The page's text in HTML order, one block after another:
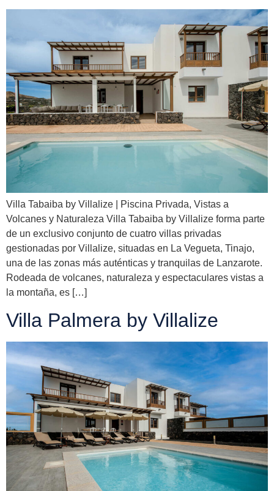
Villa Tabaiba by Villalize | Piscina Privada, Vistas a
Volcanes y Naturaleza Villa Tabaiba by Villalize forma parte
de un exclusivo conjunto de cuatro villas privadas
gestionadas por Villalize, situadas en La Vegueta, Tinajo,
una de las zonas más auténticas y tranquilas de Lanzarote.
Rodeada de volcanes, naturaleza y espectaculares vistas a
la montaña, es […]
Villa Palmera by Villalize